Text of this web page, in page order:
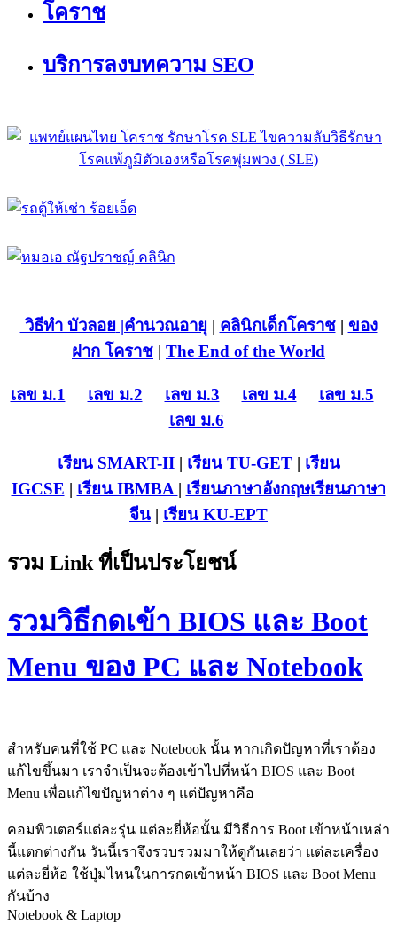
โคราช
บริการลงบทความ SEO
วิธีทำ บัวลอย |คำนวณอายุ | คลินิกเด็กโคราช| ของ
ฝาก โคราช | The End of the World
เลข ม.1 เลข ม.2 เลข ม.3 เลข ม.4
เลข ม.5
เลข ม.6
เรียน SMART-II| เรียน TU-GET| เรียน
IGCSE | เรียน IBMBA | เรียนภาษาอังกฤษเรียนภาษา
จีน | เรียน KU-EPT
รวม Link ที่เป็นประโยชน์
รวมวิธีกดเข้า BIOS และ Boot
Menu ของ PC และ Notebook
สำหรับคนที่ใช้ PC และ Notebook นั้น หากเกิดปัญหาที่เราต้อง
แก้ไขขึ้นมา เราจำเป็นจะต้องเข้าไปที่หน้า BIOS และ Boot
Menu เพื่อแก้ไขปัญหาต่าง ๆ แต่ปัญหาคือ
คอมพิวเตอร์แต่ละรุ่น แต่ละยี่ห้อนั้น มีวิธีการ Boot เข้าหน้าเหล่า
นี้แตกต่างกัน วันนี้เราจึงรวบรวมมาให้ดูกันเลยว่า แต่ละเครื่อง
แต่ละยี่ห้อ ใช้ปุ่มไหนในการกดเข้าหน้า BIOS และ Boot Menu
กันบ้าง
Notebook & Laptop